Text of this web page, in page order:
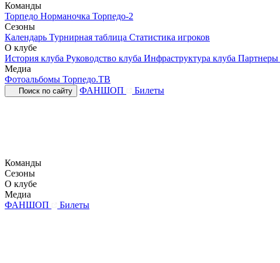
Команды
Торпедо Норманочка Торпедо-2
Сезоны
Календарь Турнирная таблица Статистика игроков
О клубе
История клуба Руководство клуба Инфраструктура клуба Партнеры
Медиа
Фотоальбомы Торпедо.ТВ
Поиск по сайту ФАНШОП Билеты
Команды
Сезоны
О клубе
Медиа
ФАНШОП
Билеты